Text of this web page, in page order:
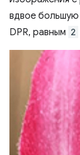
вдвое большую
DPR, равным 2